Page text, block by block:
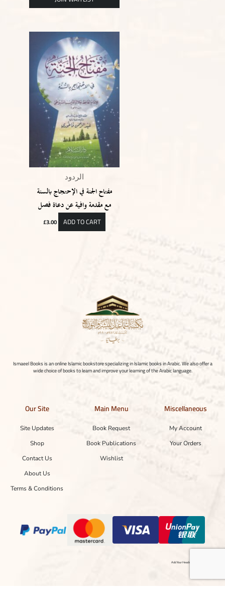
الردود
مفتاح الجنة في الإحتجاج بالسنة
مع مقدمة وافية عن دعاة فصل
£3.00 ADD TO CART
Ismaeel Books is an online Islamic bookstore specializing in Islamic books in Arabic. We also offer a
wide choice of books to learn and improve your learning of the Arabic language.
Our Site
Site Updates
Shop
Contact Us
About Us
Terms & Conditions
Main Menu
Book Request
Book Publications
Wishlist
Miscellaneous
My Account
Your Orders
Add Your Heading Text Here